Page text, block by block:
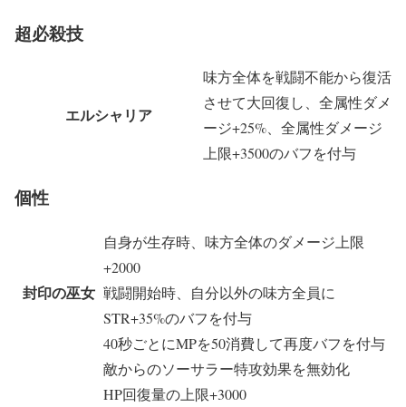
超必殺技
エルシャリア
味方全体を戦闘不能から復活
させて大回復し、全属性ダメ
ージ+25%、全属性ダメージ
上限+3500のバフを付与
個性
封印の巫女
自身が生存時、味方全体のダメージ上限
+2000
戦闘開始時、自分以外の味方全員に
STR+35%のバフを付与
40秒ごとにMPを50消費して再度バフを付与
敵からのソーサラー特攻効果を無効化
HP回復量の上限+3000